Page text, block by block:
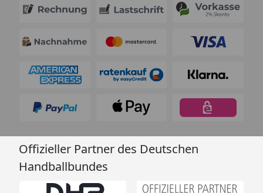
Offizieller Partner des Deutschen
Handballbundes